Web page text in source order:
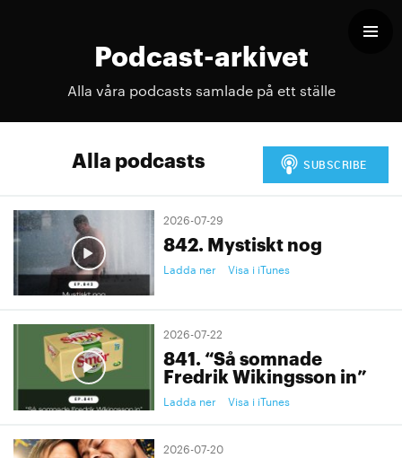
Podcast-arkivet
Alla våra podcasts samlade på ett ställe
Alla podcasts
2026-07-29
842. Mystiskt nog
Ladda ner Visa i iTunes
2026-07-22
841. “Så somnade
Fredrik Wikingsson in”
Ladda ner Visa i iTunes
2026-07-20